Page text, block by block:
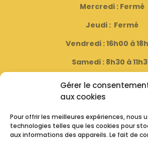
Gérer le
aux cookies
Pour offrir les meilleures expériences, nous
technologies telles que les cookies pour
aux informations des appareils. Le fait de
Mercredi : Fermé
Jeudi : Fermé
Vendredi : 16h00 à
Samedi : 8h30 à
( Fermé le dernier samedi
Horaire D’été
Lundi : Fermé